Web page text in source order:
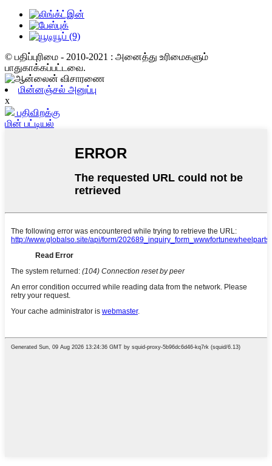
© பதிப்புரிமை - 2010-2021 : அனைத்து உரிமைகளும்
பாதுகாக்கப்பட்டவை.
மின்னஞ்சல் அனுப்பு
x
பதிவிறக்கு
மின் பட்டியல்